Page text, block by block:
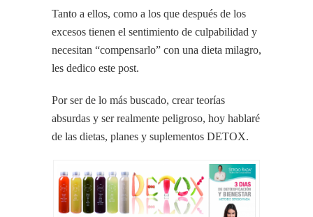
Tanto a ellos, como a los que después de los
excesos tienen el sentimiento de culpabilidad y
necesitan “compensarlo” con una dieta milagro,
les dedico este post.
Por ser de lo más buscado, crear teorías
absurdas y ser realmente peligroso, hoy hablaré
de las dietas, planes y suplementos DETOX.